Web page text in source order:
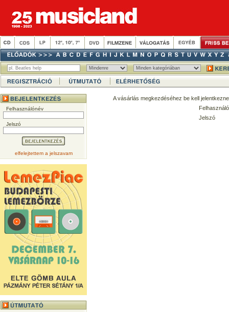
Felhasználónév
Jelszó
elfelejtettem a jelszavam
A vásárlás megkezdéséhez be kell
Jelszó